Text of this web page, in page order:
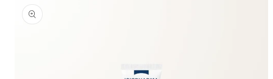
información